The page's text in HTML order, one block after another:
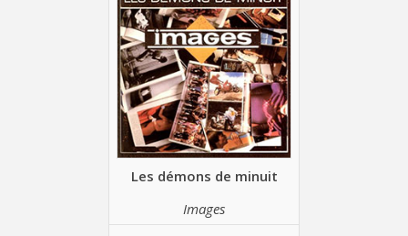
Les démons de minuit
Images